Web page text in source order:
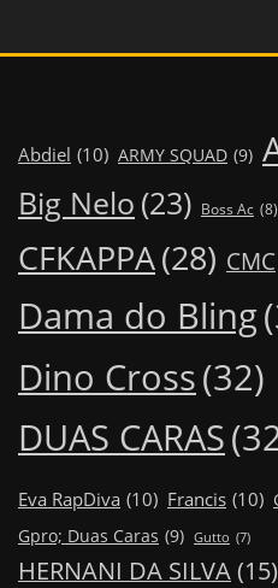
Abdiel (10) ARMY SQUAD (9)
Big Nelo (23) Boss Ac (8)
CFKAPPA(28) CMC
Dama do Bling
Dino Cross(32)
DUAS CARAS
Eva RapDiva (10) Francis (10)
Gpro; Duas Caras (9) Gutto (7)
HERNANI DA SILVA(15)